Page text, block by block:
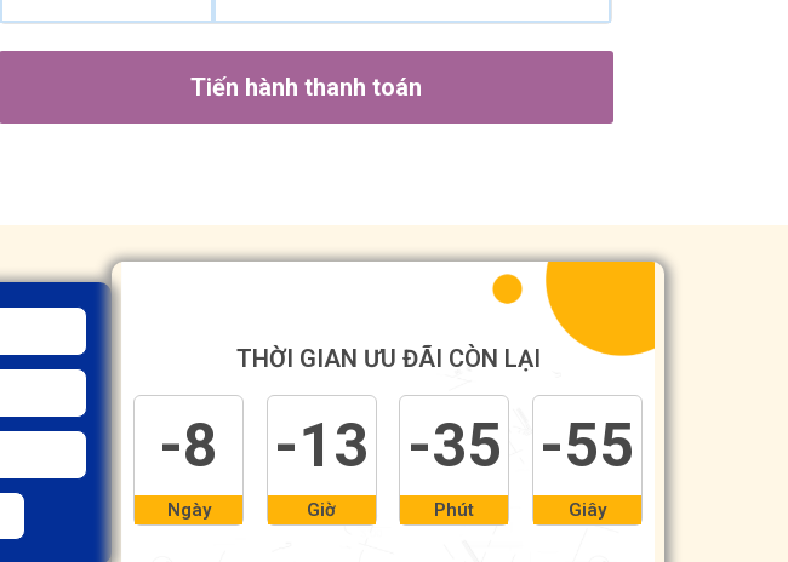
Tiến hành thanh toán
THỜI GIAN ƯU ĐÃI CÒN LẠI
-8
Ngày
-13
Giờ
-35
Phút
-55
Giây